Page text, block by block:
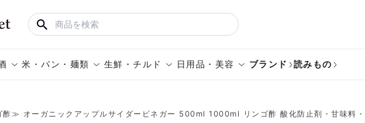
米・パン・麺類 生鮮・チルド 日用品・美容 ブランド 読みもの
≫ オーガニックアップルサイダービネガー 500ml 1000ml リンゴ酢 酸化防止剤・甘味料